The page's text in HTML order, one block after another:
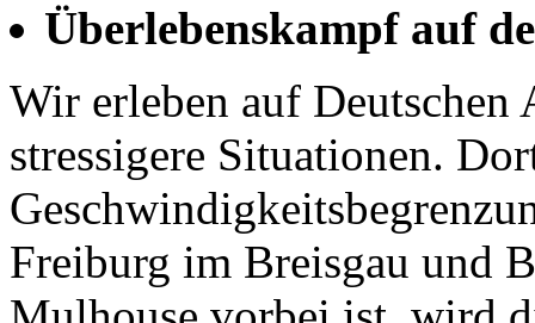
Überlebenskampf auf
Wir erleben auf Deutschen
stressigere Situationen.
Freiburg im Breisgau und